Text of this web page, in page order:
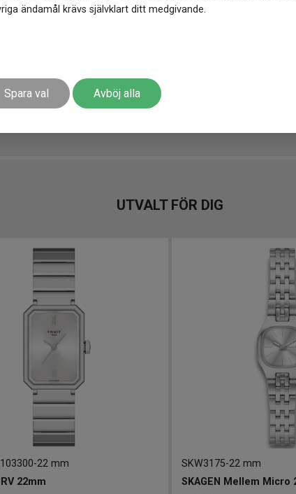
ändamål krävs självklart ditt medgivande.
Spara val Avböj alla
kr
UTVALT FÖR DIG
-22 mm
22mm
SKW3175-22 mm
SKAGEN Mellem Micro